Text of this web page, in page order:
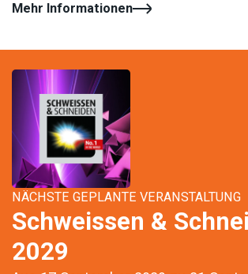
Mehr Informationen
NÄCHSTE GEPLANTE VERANSTALTUNG
Schweissen &
2029